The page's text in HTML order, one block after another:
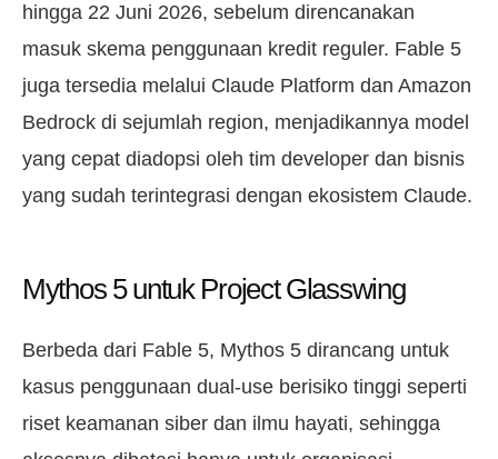
hingga 22 Juni 2026, sebelum direncanakan
masuk skema penggunaan kredit reguler. Fable 5
juga tersedia melalui Claude Platform dan Amazon
Bedrock di sejumlah region, menjadikannya model
yang cepat diadopsi oleh tim developer dan bisnis
yang sudah terintegrasi dengan ekosistem Claude.
Mythos 5 untuk Project Glasswing
Berbeda dari Fable 5, Mythos 5 dirancang untuk
kasus penggunaan dual-use berisiko tinggi seperti
riset keamanan siber dan ilmu hayati, sehingga